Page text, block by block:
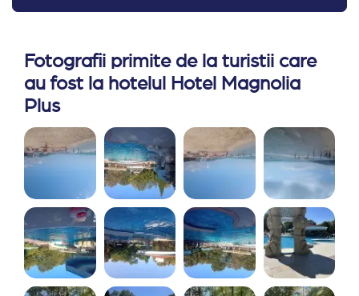
Fotografii primite de la turistii care
au fost la hotelul Hotel Magnolia
Plus